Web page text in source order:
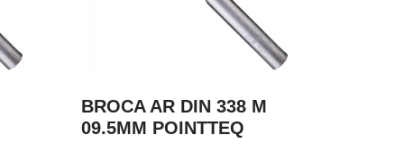
BROCA AR DIN 338 M
09.5MM POINTTEQ